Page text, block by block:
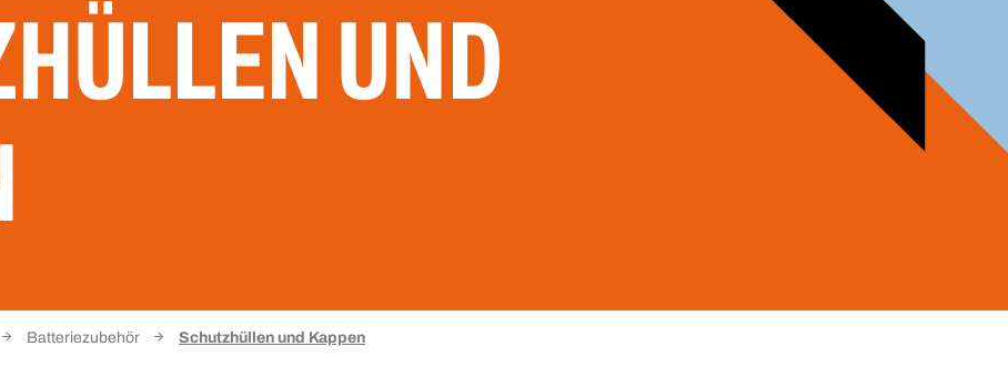
UND
Batteriezubehör Schutzhüllen und Kappen